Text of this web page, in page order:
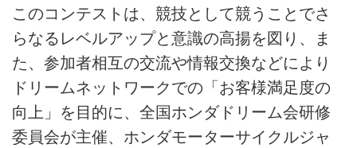
このコンテストは、競技として競うことでさ
らなるレベルアップと意識の高揚を図り、ま
た、参加者相互の交流や情報交換などにより
ドリームネットワークでの「お客様満足度の
向上」を目的に、全国ホンダドリーム会研修
委員会が主催、ホンダモーターサイクルジャ